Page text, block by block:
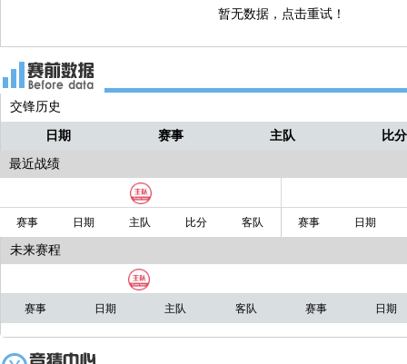
最终拜仁主场5-1大胜科隆！德甲完美收
别建功！
乐言 全场结束！！
被跟防放倒！
暂无数据，点击重试！
交锋历史
日期 赛事 主队 比分
最近战绩
赛事 日期 主队 比分 客队 赛事 日期
未来赛程
赛事 日期 主队 客队 赛事 日期